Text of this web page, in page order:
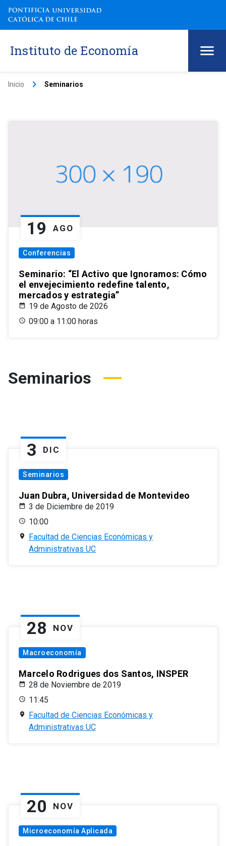
Instituto de Economía
Inicio keyboard_arrow_right Seminarios
19 AGO
Conferencias
Seminario: “El Activo que Ignoramos: Cómo
el envejecimiento redefine talento,
mercados y estrategia”
19 de Agosto de 2026
09:00 a 11:00 horas
Seminarios
3 DIC
Seminarios
Juan Dubra, Universidad de Montevideo
3 de Diciembre de 2019
10:00
Facultad de Ciencias Económicas y
Administrativas UC
28 NOV
Macroeconomía
Marcelo Rodrigues dos Santos, INSPER
28 de Noviembre de 2019
11:45
Facultad de Ciencias Económicas y
Administrativas UC
20 NOV
Microeconomía Aplicada